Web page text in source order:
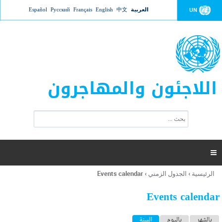
Jump to navigation UN العربية 中文
English
Français
Русский
Español
اللاجئون والمهاجرون
ت
ر
ل
ح
ب

أنت
هنا
الرئيسية › الجدول الزمني ›
Events calendar
Events calendar